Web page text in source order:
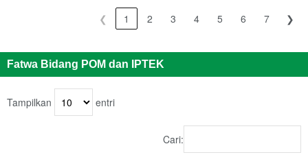
❮ 1 2 3 4 5 6 7 ❯
Fatwa Bidang POM dan IPTEK
Tampilkan entri
Cari: